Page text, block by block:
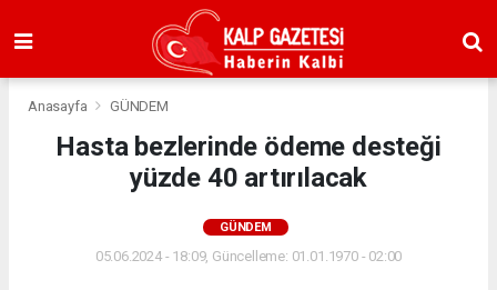
Anasayfa GÜNDEM
Hasta bezlerinde ödeme desteği
yüzde 40 artırılacak
GÜNDEM
05.06.2024 - 18:09, Güncelleme: 01.01.1970 - 02:00